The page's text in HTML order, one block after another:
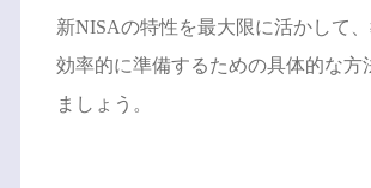
新NISAの特性を最大限に活かして
効率的に準備するための具体的な方
ましょう。